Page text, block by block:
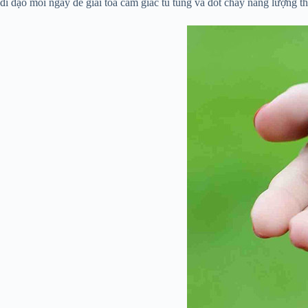
đi dạo mỗi ngày để giải tỏa cảm giác tù túng và đốt cháy năng lượng